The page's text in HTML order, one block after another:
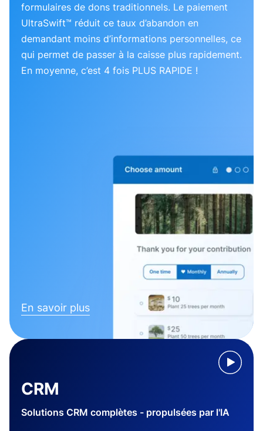
formulaires de dons traditionnels. Le paiement
UltraSwift™ réduit ce taux d’abandon en
demandant moins d’informations personnelles, ce
qui permet de passer à la caisse plus rapidement.
En moyenne, c’est 4 fois PLUS RAPIDE !
En savoir plus
CRM
Solutions CRM complètes - propulsées par l'IA